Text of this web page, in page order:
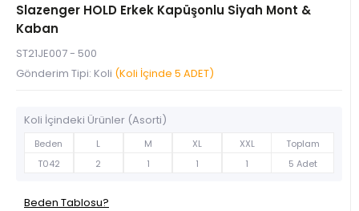
Slazenger HOLD Erkek Kapüşonlu Siyah Mont &
Kaban
ST21JE007 - 500
Gönderim Tipi: Koli (Koli İçinde 5 ADET)
Koli İçindeki Ürünler (Asorti)
Beden L M XL XXL
Toplam
T042
2 1 1 1 5 Adet
Beden Tablosu?